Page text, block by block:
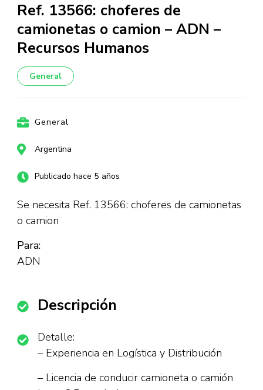
Ref. 13566: choferes de
camionetas o camion – ADN –
Recursos Humanos
General
General
Argentina
Publicado hace 5 años
Se necesita Ref. 13566: choferes de camionetas
o camion
Para:
ADN
Descripción
Detalle:
– Experiencia en Logística y Distribución
– Licencia de conducir camioneta o camión